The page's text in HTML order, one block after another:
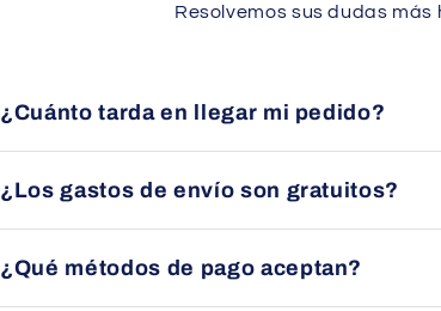
Resolvemos sus dudas
¿Cuánto tarda en llegar mi pedido?
¿Los gastos de envío son gratuitos?
específicas en cada producto.
¿Qué métodos de pago aceptan?